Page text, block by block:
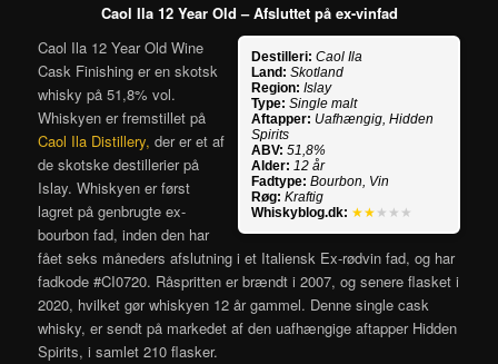
Caol Ila 12 Year Old – Afsluttet på ex-vinfad
Destilleri: Caol Ila
Land: Skotland
Region: Islay
Type: Single malt
Aftapper: Uafhængig, Hidden
Spirits
ABV: 51,8%
Alder: 12 år
Fadtype: Bourbon, Vin
Røg: Kraftig
Whiskyblog.dk: ★★ ★★★
Caol Ila 12 Year Old Wine
Cask Finishing er en skotsk
whisky på 51,8% vol.
Whiskyen er fremstillet på
Caol Ila Distillery, der er et af
de skotske destillerier på
Islay. Whiskyen er først
lagret på genbrugte ex-
bourbon fad, inden den har
fået seks måneders afslutning i et Italiensk Ex-rødvin fad, og har
fadkode #CI0720. Råspritten er brændt i 2007, og senere flasket i
2020, hvilket gør whiskyen 12 år gammel. Denne single cask
whisky, er sendt på markedet af den uafhængige aftapper Hidden
Spirits, i samlet 210 flasker.